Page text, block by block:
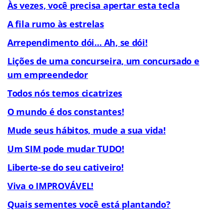
Às vezes, você precisa apertar esta tecla
A fila rumo às estrelas
Arrependimento dói… Ah, se dói!
Lições de uma concurseira, um concursado e
um empreendedor
Todos nós temos cicatrizes
O mundo é dos constantes!
Mude seus hábitos, mude a sua vida!
Um SIM pode mudar TUDO!
Liberte-se do seu cativeiro!
Viva o IMPROVÁVEL!
Quais sementes você está plantando?